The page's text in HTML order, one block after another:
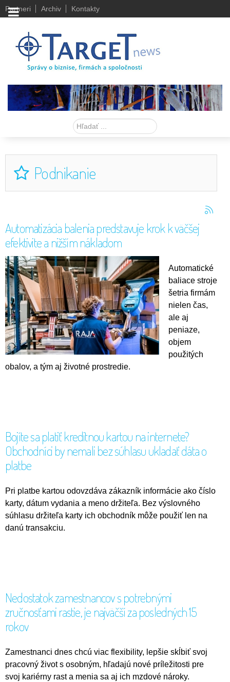
Partneri Archiv Kontakty
Hľadať
Podnikanie
Automatizácia balenia predstavuje krok k väčšej
efektivite a nižším nákladom
Automatické
baliace stroje
šetria firmám
nielen čas,
ale aj
peniaze,
objem
použitých
obalov, a tým aj životné prostredie.
Bojíte sa platiť kreditnou kartou na internete?
Obchodníci by nemali bez súhlasu ukladať dáta o
platbe
Pri platbe kartou odovzdáva zákazník informácie ako číslo
karty, dátum vydania a meno držiteľa. Bez výslovného
súhlasu držiteľa karty ich obchodník môže použiť len na
danú transakciu.
Nedostatok zamestnancov s potrebnými
zručnosťami rastie, je najväčší za posledných 15
rokov
Zamestnanci dnes chcú viac flexibility, lepšie skĺbiť svoj
pracovný život s osobným, hľadajú nové príležitosti pre
svoj kariérny rast a menia sa aj ich mzdové nároky.